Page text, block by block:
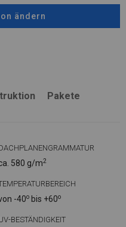
ändern
Pakete
580 g/m2
-40o bis +60o
BESTÄNDIGKEIT